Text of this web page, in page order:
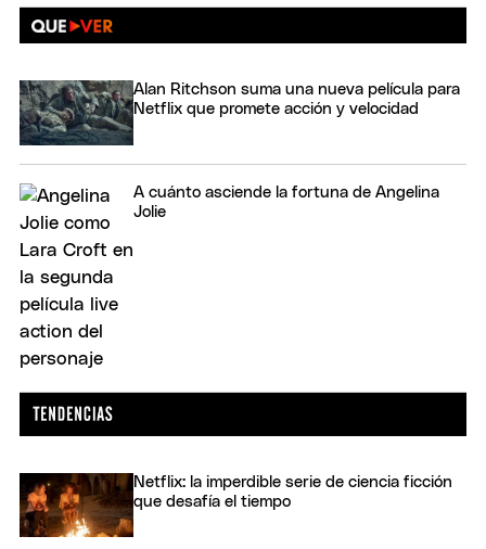
Alan Ritchson suma una nueva película para
Netflix que promete acción y velocidad
A cuánto asciende la fortuna de Angelina
Jolie
Netflix: la imperdible serie de ciencia ficción
que desafía el tiempo